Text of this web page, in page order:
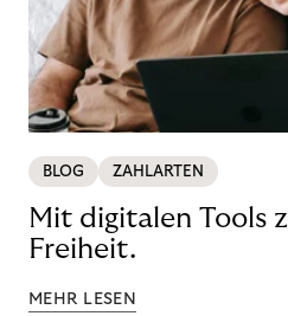
BLOG ZAHLARTEN
Mit digitalen Tools
Freiheit.
MEHR LESEN